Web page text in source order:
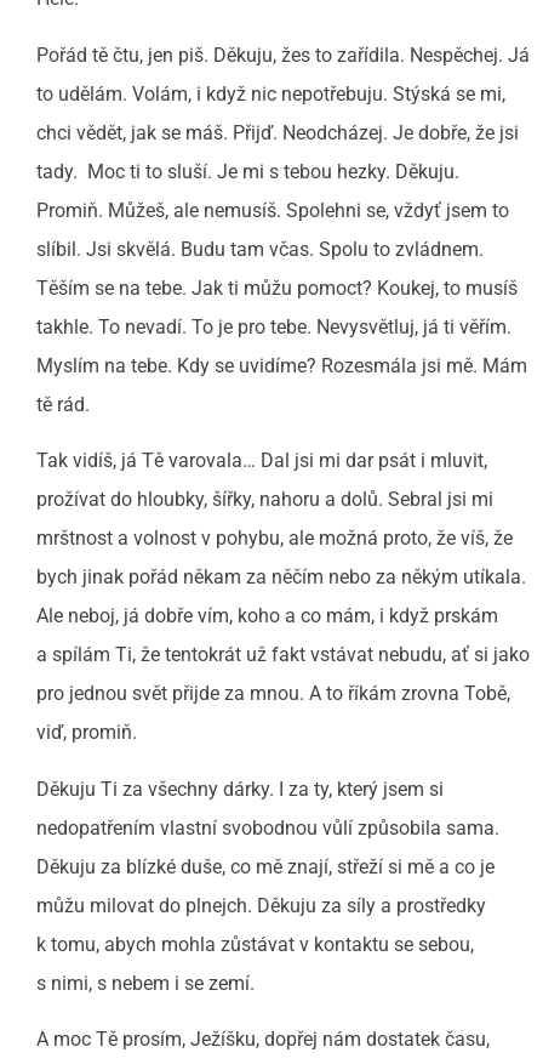
Pořád tě čtu, jen piš. Děkuju, žes to zařídila. Nespěchej. Já
to udělám. Volám, i když nic nepotřebuju. Stýská se mi,
chci vědět, jak se máš. Přijď. Neodcházej. Je dobře, že jsi
tady. Moc ti to sluší. Je mi s tebou hezky. Děkuju.
Promiň. Můžeš, ale nemusíš. Spolehni se, vždyť jsem to
slíbil. Jsi skvělá. Budu tam včas. Spolu to zvládnem.
Těším se na tebe. Jak ti můžu pomoct? Koukej, to musíš
takhle. To nevadí. To je pro tebe. Nevysvětluj, já ti věřím.
Myslím na tebe. Kdy se uvidíme? Rozesmála jsi mě. Mám
tě rád.
Tak vidíš, já Tě varovala… Dal jsi mi dar psát i mluvit,
prožívat do hloubky, šířky, nahoru a dolů. Sebral jsi mi
mrštnost a volnost v pohybu, ale možná proto, že víš, že
bych jinak pořád někam za něčím nebo za někým utíkala.
Ale neboj, já dobře vím, koho a co mám, i když prskám
a spílám Ti, že tentokrát už fakt vstávat nebudu, ať si jako
pro jednou svět přijde za mnou. A to říkám zrovna Tobě,
viď, promiň.
Děkuju Ti za všechny dárky. I za ty, který jsem si
nedopatřením vlastní svobodnou vůlí způsobila sama.
Děkuju za blízké duše, co mě znají, střeží si mě a co je
můžu milovat do plnejch. Děkuju za síly a prostředky
k tomu, abych mohla zůstávat v kontaktu se sebou,
s nimi, s nebem i se zemí.
A moc Tě prosím, Ježíšku, dopřej nám dostatek času,